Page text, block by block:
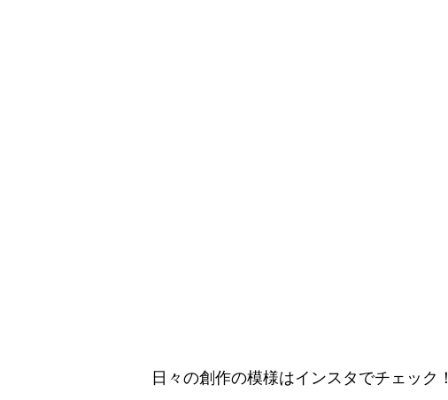
​日々の創作の模様はインスタでチェック！